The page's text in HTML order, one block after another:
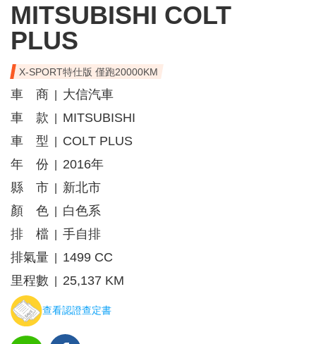
MITSUBISHI COLT
PLUS
X-SPORT特仕版 僅跑20000KM
車 商
大信汽車
車 款
MITSUBISHI
車 型
COLT PLUS
年 份
2016年
縣 市
新北市
顏 色
白色系
排 檔
手自排
排氣量
1499 CC
里程數
25,137 KM
查看認證查定書